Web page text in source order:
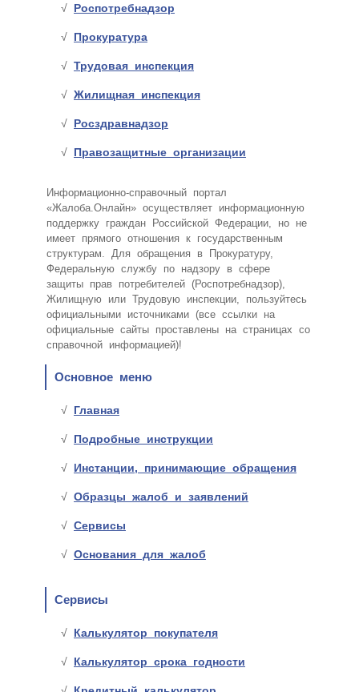
Роспотребнадзор
Прокуратура
Трудовая инспекция
Жилищная инспекция
Росздравнадзор
Правозащитные организации
Информационно-справочный портал
«Жалоба.Онлайн» осуществляет информационную
поддержку граждан Российской Федерации, но не
имеет прямого отношения к государственным
структурам. Для обращения в Прокуратуру,
Федеральную службу по надзору в сфере
защиты прав потребителей (Роспотребнадзор),
Жилищную или Трудовую инспекции, пользуйтесь
официальными источниками (все ссылки на
официальные сайты проставлены на страницах со
справочной информацией)!
Основное меню
Главная
Подробные инструкции
Инстанции, принимающие обращения
Образцы жалоб и заявлений
Сервисы
Основания для жалоб
Сервисы
Калькулятор покупателя
Калькулятор срока годности